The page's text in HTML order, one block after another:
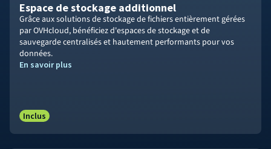
Espace de stockage additionnel
Grâce aux solutions de stockage de fichiers entièrement gérées
par OVHcloud, bénéficiez d'espaces de stockage et de
sauvegarde centralisés et hautement performants pour vos
données.
En savoir plus
Inclus